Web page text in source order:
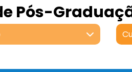
Pós-